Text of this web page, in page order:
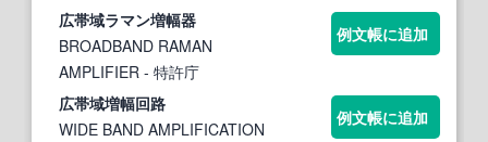
広帯域ラマン増幅器
BROADBAND RAMAN
AMPLIFIER - 特許庁
例文帳に追加
広帯域増幅回路
WIDE BAND AMPLIFICATION
例文帳に追加